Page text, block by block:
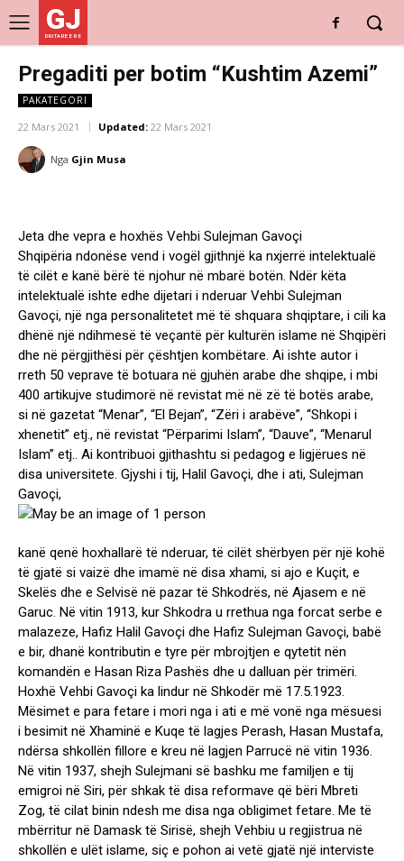
GJ
DRITARE E RE
Pregaditi per botim “Kushtim Azemi”
PAKATEGORI
22 Mars 2021 Updated: 22 Mars 2021
Nga Gjin Musa
Jeta dhe vepra e hoxhës Vehbi Sulejman Gavoçi
Shqipëria ndonëse vend i vogël gjithnjë ka nxjerrë intelektualë
të cilët e kanë bërë të njohur në mbarë botën. Ndër këta
intelektualë ishte edhe dijetari i nderuar Vehbi Sulejman
Gavoçi, një nga personalitetet më të shquara shqiptare, i cili ka
dhënë një ndihmesë të veçantë për kulturën islame në Shqipëri
dhe në përgjithësi për çështjen kombëtare. Ai ishte autor i
rreth 50 veprave të botuara në gjuhën arabe dhe shqipe, i mbi
400 artikujve studimorë në revistat më në zë të botës arabe,
si në gazetat “Menar”, “El Bejan”, “Zëri i arabëve”, “Shkopi i
xhenetit” etj., në revistat “Përparimi Islam”, “Dauve”, “Menarul
Islam” etj.. Ai kontribuoi gjithashtu si pedagog e ligjërues në
disa universitete. Gjyshi i tij, Halil Gavoçi, dhe i ati, Sulejman
Gavoçi,
kanë qenë hoxhallarë të nderuar, të cilët shërbyen për një kohë
të gjatë si vaizë dhe imamë në disa xhami, si ajo e Kuçit, e
Skelës dhe e Selvisë në pazar të Shkodrës, në Ajasem e në
Garuc. Në vitin 1913, kur Shkodra u rrethua nga forcat serbe e
malazeze, Hafiz Halil Gavoçi dhe Hafiz Sulejman Gavoçi, babë
e bir, dhanë kontributin e tyre për mbrojtjen e qytetit nën
komandën e Hasan Riza Pashës dhe u dalluan për trimëri.
Hoxhë Vehbi Gavoçi ka lindur në Shkodër më 17.5.1923.
Mësimet e para fetare i mori nga i ati e më vonë nga mësuesi
i besimit në Xhaminë e Kuqe të lagjes Perash, Hasan Mustafa,
ndërsa shkollën fillore e kreu në lagjen Parrucë në vitin 1936.
Në vitin 1937, shejh Sulejmani së bashku me familjen e tij
emigroi në Siri, për shkak të disa reformave që bëri Mbreti
Zog, të cilat binin ndesh me disa nga obligimet fetare. Me të
mbërritur në Damask të Sirisë, shejh Vehbiu u regjistrua në
shkollën e ulët islame, siç e pohon ai vetë gjatë një interviste